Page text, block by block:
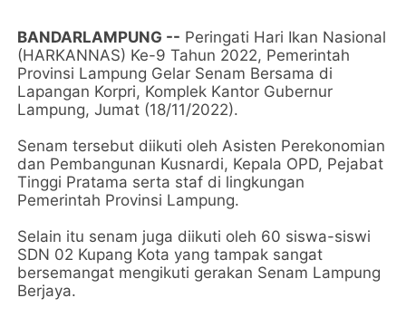
BANDARLAMPUNG -- Peringati Hari Ikan Nasional
(HARKANNAS) Ke-9 Tahun 2022, Pemerintah
Provinsi Lampung Gelar Senam Bersama di
Lapangan Korpri, Komplek Kantor Gubernur
Lampung, Jumat (18/11/2022).
Senam tersebut diikuti oleh Asisten Perekonomian
dan Pembangunan Kusnardi, Kepala OPD, Pejabat
Tinggi Pratama serta staf di lingkungan
Pemerintah Provinsi Lampung.
Selain itu senam juga diikuti oleh 60 siswa-siswi
SDN 02 Kupang Kota yang tampak sangat
bersemangat mengikuti gerakan Senam Lampung
Berjaya.